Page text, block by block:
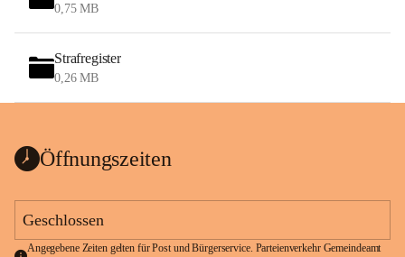
0,75 MB
Strafregister
0,26 MB
Öffnungszeiten
Geschlossen
Angegebene Zeiten gelten für Post und Bürgerservice. Parteienverkehr Gemeindeamt